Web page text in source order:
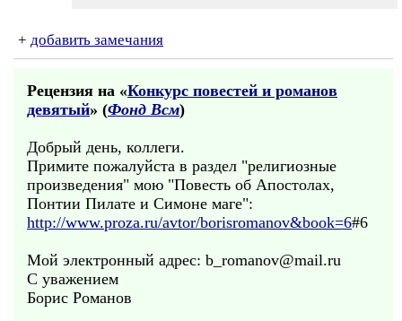
+ добавить замечания
Рецензия на «Конкурс повестей и романов
девятый» (Фонд Всм)
Добрый день, коллеги.
Примите пожалуйста в раздел "религиозные
произведения" мою "Повесть об Апостолах,
Понтии Пилате и Симоне маге":
http://www.proza.ru/avtor/borisromanov&book=6#6
Мой электронный адрес: b_romanov@mail.ru
С уважением
Борис Романов